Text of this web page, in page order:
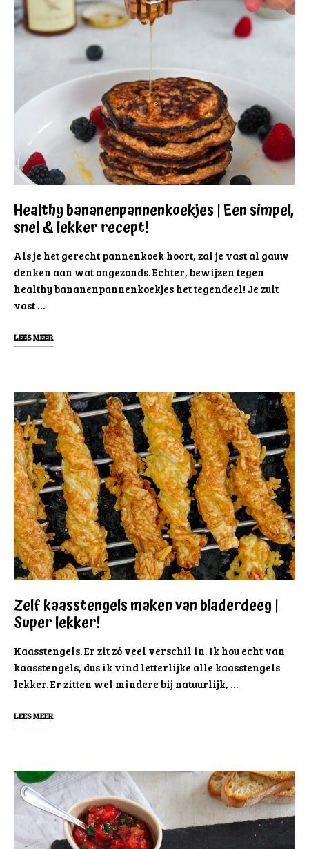
Healthy bananenpannenkoekjes | Een simpel,
snel & lekker recept!
Als je het gerecht pannenkoek hoort, zal je vast al gauw
denken aan wat ongezonds. Echter, bewijzen tegen
healthy bananenpannenkoekjes het tegendeel! Je zult
vast …
LEES MEER
Zelf kaasstengels maken van bladerdeeg |
Super lekker!
Kaasstengels. Er zit zó veel verschil in. Ik hou echt van
kaasstengels, dus ik vind letterlijke alle kaasstengels
lekker. Er zitten wel mindere bij natuurlijk, …
LEES MEER